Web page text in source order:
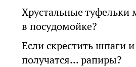
Хрустальные
в посудомойке?
Если скрестить шпаги
получатся... рапиры?